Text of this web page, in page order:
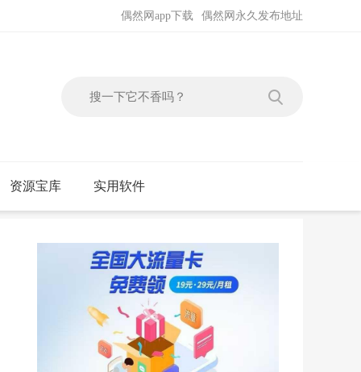
偶然网永久发布地址
偶然网app下载
资源宝库 实用软件